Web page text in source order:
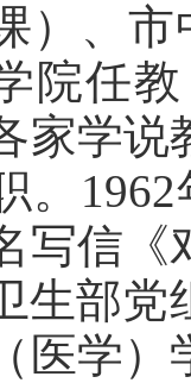
）、
院任
家学说
。
写信
生部
医学